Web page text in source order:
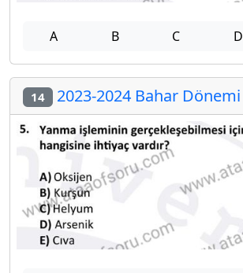
A B C D
14 2023-2024 Bahar Dönemi